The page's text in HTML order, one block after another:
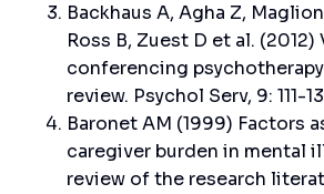
Backhaus A, Agha Z,
Ross B, Zuest D et al. (2012)
conferencing
review. Psychol Serv, 9: 111-
Baronet AM (1999) Factors
caregiver burden in mental
review of the research